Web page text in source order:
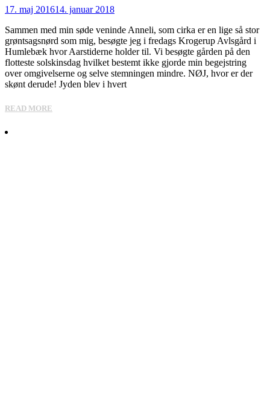
17. maj 201614. januar 2018
Sammen med min søde veninde Anneli, som cirka er en lige så stor
grøntsagsnørd som mig, besøgte jeg i fredags Krogerup Avlsgård i
Humlebæk hvor Aarstiderne holder til. Vi besøgte gården på den
flotteste solskinsdag hvilket bestemt ikke gjorde min begejstring
over omgivelserne og selve stemningen mindre. NØJ, hvor er der
skønt derude! Jyden blev i hvert
READ MORE